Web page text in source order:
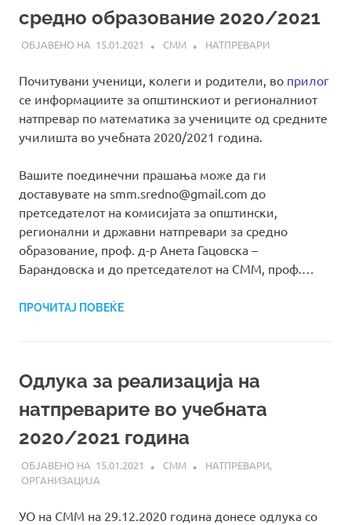
средно образование 2020/2021
15.01.2021 СММ НАТПРЕВАРИ
Почитувани ученици, колеги и родители, во прилог
се информациите за општинскиот и регионалниот
натпревар по математика за учениците од средните
училишта во учебната 2020/2021 година.
Вашите поединечни прашања може да ги
доставувате на smm.sredno@gmail.com до
претседателот на комисијата за општински,
регионални и државни натпревари за средно
образование, проф. д-р Анета Гацовска –
Барандовска и до претседателот на СММ, проф.…
ПРОЧИТАЈ ПОВЕЌЕ
Одлука за реализација на
натпреварите во учебната
2020/2021 година
15.01.2021 СММ НАТПРЕВАРИ,
ОРГАНИЗАЦИЈА
УО на СММ на 29.12.2020 година донесе одлука со